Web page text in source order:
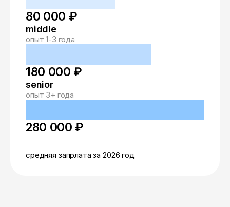
80 000 ₽
middle
опыт 1-3 года
180 000 ₽
senior
опыт 3+ года
280 000 ₽
средняя запрлата за 2026 год